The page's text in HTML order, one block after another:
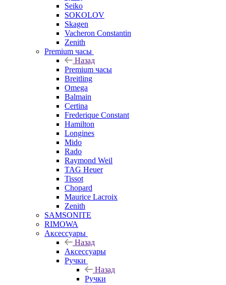
Seiko
SOKOLOV
Skagen
Vacheron Constantin
Zenith
Premium часы
Назад
Premium часы
Breitling
Omega
Balmain
Certina
Frederique Constant
Hamilton
Longines
Mido
Rado
Raymond Weil
TAG Heuer
Tissot
Chopard
Maurice Lacroix
Zenith
SAMSONITE
RIMOWA
Аксессуары
Назад
Аксессуары
Ручки
Назад
Ручки